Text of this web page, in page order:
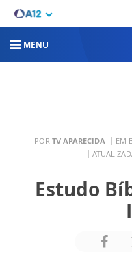
MENU
POR TV APARECIDA EM
Estudo